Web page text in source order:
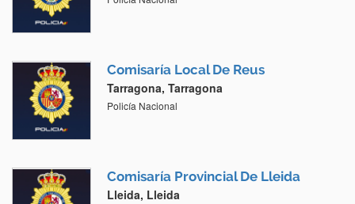
Comisaría Local De Reus
Tarragona, Tarragona
Policía Nacional
Comisaría Provincial De Lleida
Lleida, Lleida